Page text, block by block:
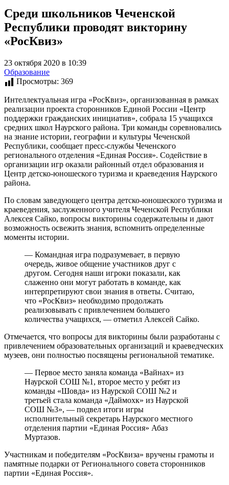
Среди школьников Чеченской
Республики проводят викторину
«РосКвиз»
23 октября 2020 в 10:39
Образование
Просмотры: 369
Интеллектуальная игра «РосКвиз», организованная в рамках
реализации проекта сторонников Единой России «Центр
поддержки гражданских инициатив», собрала 15 учащихся
средних школ Наурского района. Три команды соревновались
на знание истории, географии и культуры Чеченской
Республики, сообщает пресс-службы Чеченского
регионального отделения «Единая Россия». Содействие в
организации игр оказали районный отдел образования и
Центр детско-юношеского туризма и краеведения Наурского
района.
По словам заведующего центра детско-юношеского туризма и
краеведения, заслуженного учителя Чеченской Республики
Алексея Сайко, вопросы викторины содержательны и дают
возможность освежить знания, вспомнить определенные
моменты истории.
— Командная игра подразумевает, в первую
очередь, живое общение участников друг с
другом. Сегодня наши игроки показали, как
слаженно они могут работать в команде, как
интерпретируют свои знания в ответы. Считаю,
что «РосКвиз» необходимо продолжать
реализовывать с привлечением большего
количества учащихся, — отметил Алексей Сайко.
Отмечается, что вопросы для викторины были разработаны с
привлечением образовательных организаций и краеведческих
музеев, они полностью посвящены региональной тематике.
— Первое место заняла команда «Вайнах» из
Наурской СОШ №1, второе место у ребят из
команды «Шовда» из Наурской СОШ №2 и
третьей стала команда «Даймохк» из Наурской
СОШ №3», — подвел итоги игры
исполнительный секретарь Наурского местного
отделения партии «Единая Россия» Абаз
Муртазов.
Участникам и победителям «РосКвиза» вручены грамоты и
памятные подарки от Регионального совета сторонников
партии «Единая Россия».